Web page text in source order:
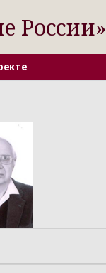
России»